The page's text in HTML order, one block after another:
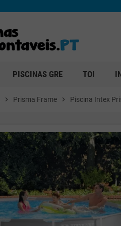
PISCINAS GRE TOI
chevron_right Prisma Frame chevron_right Piscina Intex